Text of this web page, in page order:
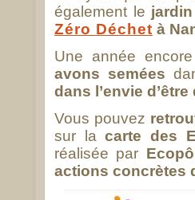
également le
Zéro Déchet à
Une année
avons semées
dans l’envie
Vous pouvez
sur lacarte des
réalisée par
actions concrètes